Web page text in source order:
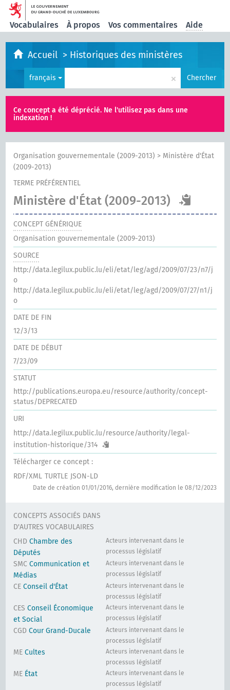
Vocabulaires À propos Vos commentaires Aide
Accueil > Historiques des ministères
français × Chercher
Ce concept a été déprécié. Ne l'utilisez pas dans une
indexation !
Organisation gouvernementale (2009-2013) > Ministère d'État
(2009-2013)
TERME PRÉFÉRENTIEL
Ministère d'État (2009-2013)
CONCEPT GÉNÉRIQUE
Organisation gouvernementale (2009-2013)
SOURCE
http://data.legilux.public.lu/eli/etat/leg/agd/2009/07/23/n7/j
o
http://data.legilux.public.lu/eli/etat/leg/agd/2009/07/27/n1/j
o
DATE DE FIN
12/3/13
DATE DE DÉBUT
7/23/09
STATUT
http://publications.europa.eu/resource/authority/concept-
status/DEPRECATED
URI
http://data.legilux.public.lu/resource/authority/legal-
institution-historique/314
Télécharger ce concept :
RDF/XML TURTLE JSON-LD
Date de création 01/01/2016, dernière modification le 08/12/2023
CONCEPTS ASSOCIÉS DANS
D'AUTRES VOCABULAIRES
CHDChambre des
Députés
Acteurs intervenant dans le
processus législatif
SMCCommunication et
Médias
Acteurs intervenant dans le
processus législatif
CEConseil d'État
Acteurs intervenant dans le
processus législatif
CESConseil Économique
et Social
Acteurs intervenant dans le
processus législatif
CGDCour Grand-Ducale
Acteurs intervenant dans le
processus législatif
MECultes
Acteurs intervenant dans le
processus législatif
ME État
Acteurs intervenant dans le
processus législatif